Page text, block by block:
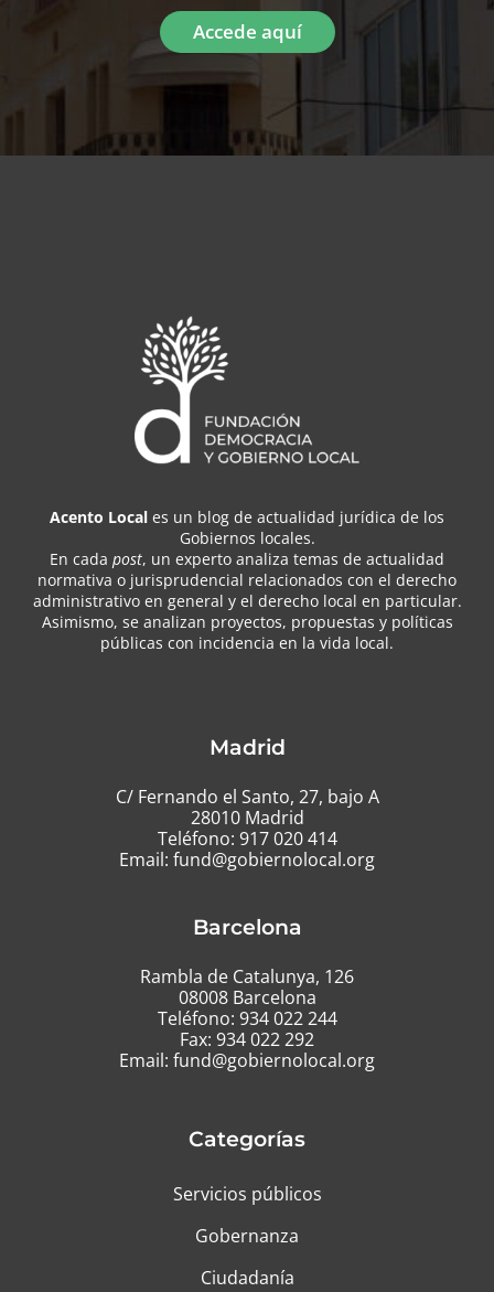
Accede aquí
Acento Local es un blog de actualidad jurídica de los
Gobiernos locales.
En cada post, un experto analiza temas de actualidad
normativa o jurisprudencial relacionados con el derecho
administrativo en general y el derecho local en particular.
Asimismo, se analizan proyectos, propuestas y políticas
públicas con incidencia en la vida local.
Madrid
C/ Fernando el Santo, 27, bajo A
28010 Madrid
Teléfono: 917 020 414
Email: fund@gobiernolocal.org
Barcelona
Rambla de Catalunya, 126
08008 Barcelona
Teléfono: 934 022 244
Fax: 934 022 292
Email: fund@gobiernolocal.org
Categorías
Servicios públicos
Gobernanza
Ciudadanía